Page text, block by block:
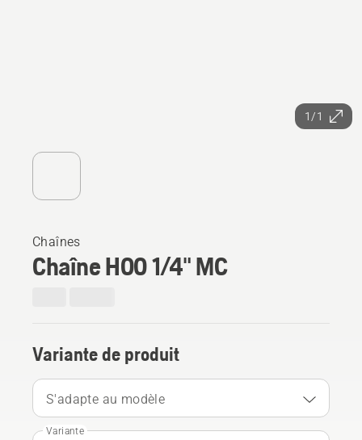
1/1
Chaînes
Chaîne H00 1/4" MC
Variante de produit
S'adapte au modèle
Variante